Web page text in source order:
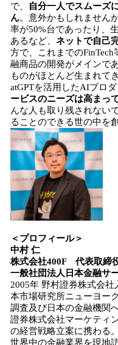
で、
自分一人でスムーズ
ん。意外かもしれません
率が50%台であったり、
あるなど、 ネットで自己
方で、これまでの
融商品の開発がメインで
ものがほとんど生まれて
atGPTを活用したAIプロダ
ービスのニーズは高まっ
んな人も取り残されない
ることのできる世の中を
＜プロフィール＞
中村 仁
株式会社400F 代表取締
一般社団法人日本金融サ
2005年 野村證券株式会
本市場研究所ニューヨー
調査及び日本の金融機関
證券株式会社マーケティ
の経営戦略立案に携わる
世界中の金融業界を現地